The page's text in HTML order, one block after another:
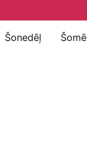
Šonedēļ